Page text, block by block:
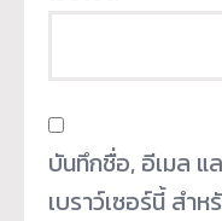
บันทึกชื่อ, อีเมล แ
เบราว์เซอร์นี้ สำ